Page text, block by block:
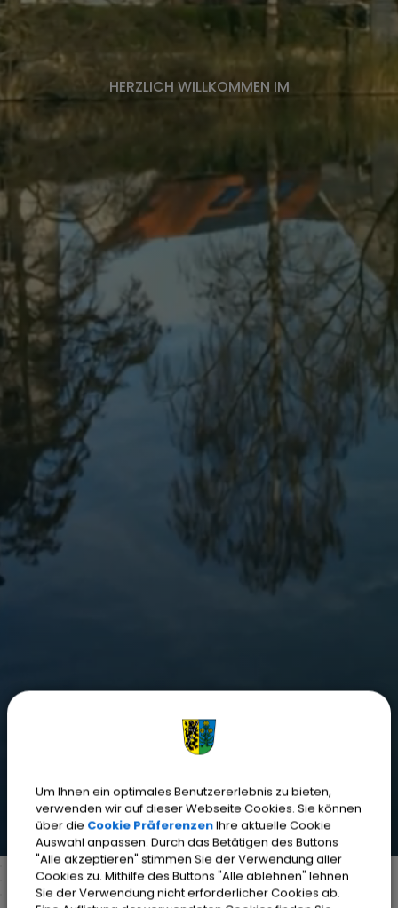
HERZLICH WILLKOMMEN IM
Um Ihnen ein optimales Benutzererlebnis zu bieten,
verwenden wir auf dieser Webseite Cookies. Sie können
über die Cookie PräferenzenIhre aktuelle Cookie
Auswahl anpassen. Durch das Betätigen des Buttons
"Alle akzeptieren" stimmen Sie der Verwendung aller
Cookies zu. Mithilfe des Buttons "Alle ablehnen" lehnen
Sie der Verwendung nicht erforderlicher Cookies ab.